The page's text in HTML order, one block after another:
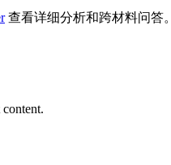
查看详细分析和跨材料问答。